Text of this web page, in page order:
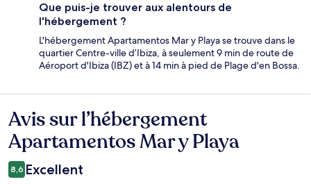
Que puis-je trouver aux alentours de
l'hébergement ?
L'hébergement Apartamentos Mar y Playa se trouve dans le
quartier Centre-ville d’Ibiza, à seulement 9 min de route de
Aéroport d'Ibiza (IBZ) et à 14 min à pied de Plage d'en Bossa.
Avis
Avis sur l’hébergement
Apartamentos Mar y Playa
8,6 Excellent